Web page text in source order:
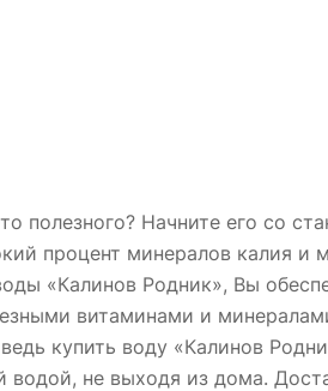
полезного? Начните его со
процент минералов калия и
«Калинов Родник», Вы
витаминами и
купить воду «Калинов
водой, не выходя из дома.